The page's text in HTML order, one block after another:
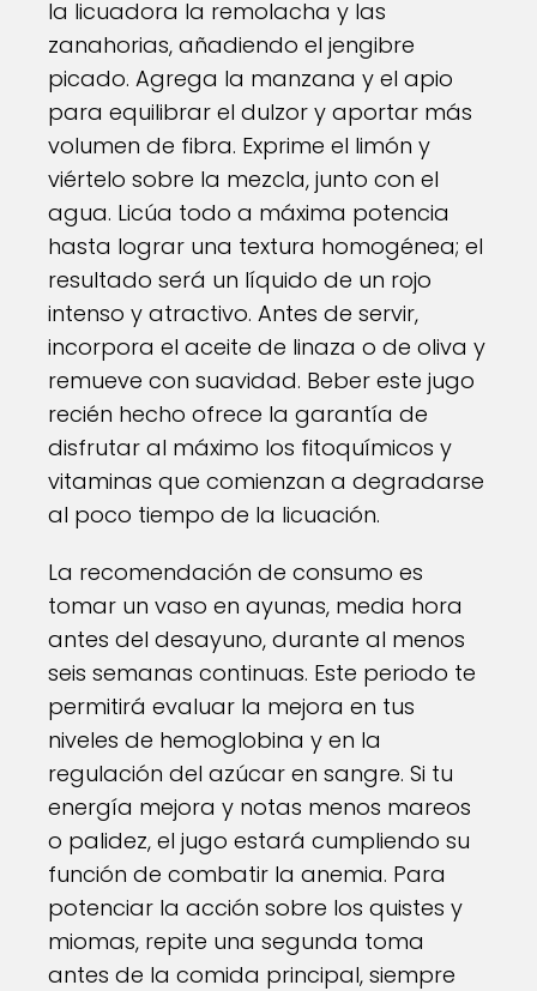
la licuadora la remolacha y las
zanahorias, añadiendo el jengibre
picado. Agrega la manzana y el apio
para equilibrar el dulzor y aportar más
volumen de fibra. Exprime el limón y
viértelo sobre la mezcla, junto con el
agua. Licúa todo a máxima potencia
hasta lograr una textura homogénea; el
resultado será un líquido de un rojo
intenso y atractivo. Antes de servir,
incorpora el aceite de linaza o de oliva y
remueve con suavidad. Beber este jugo
recién hecho ofrece la garantía de
disfrutar al máximo los fitoquímicos y
vitaminas que comienzan a degradarse
al poco tiempo de la licuación.
La recomendación de consumo es
tomar un vaso en ayunas, media hora
antes del desayuno, durante al menos
seis semanas continuas. Este periodo te
permitirá evaluar la mejora en tus
niveles de hemoglobina y en la
regulación del azúcar en sangre. Si tu
energía mejora y notas menos mareos
o palidez, el jugo estará cumpliendo su
función de combatir la anemia. Para
potenciar la acción sobre los quistes y
miomas, repite una segunda toma
antes de la comida principal, siempre